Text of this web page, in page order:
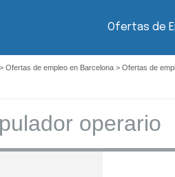
Ofertas de
> Ofertas de empleo en Barcelona > Ofertas de